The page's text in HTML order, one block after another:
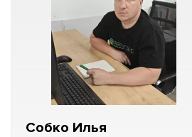
Собко Илья